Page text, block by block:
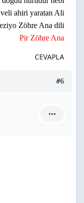
ahiri yaratan Ali
Zöhre Ana dili
Pir Zöhre Ana
CEVAPLA
#6